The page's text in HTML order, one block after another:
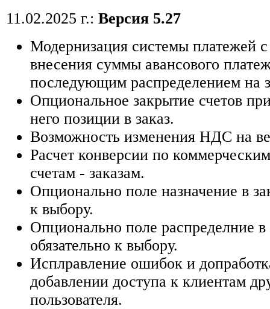
11.02.2025 г.: Версия 5.27
Модернизация системы платежей
внесения суммы авансового
последующим распределением на
Опциональное закрытие счетов
него позиции в заказ.
Возможность изменения НДС на
Расчет конверсии по
счетам - заказам.
Опционально поле назначение в
к выбору.
Опционально поле распределние в
обязательно к выбору.
Исплравление ошибок и
добавлении доступа к клиентам
пользователя.